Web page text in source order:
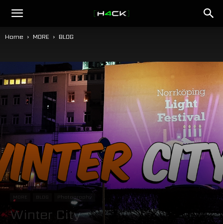
h4ck.se
Home MORE BLOG
MORE BLOG Photography
Winter City